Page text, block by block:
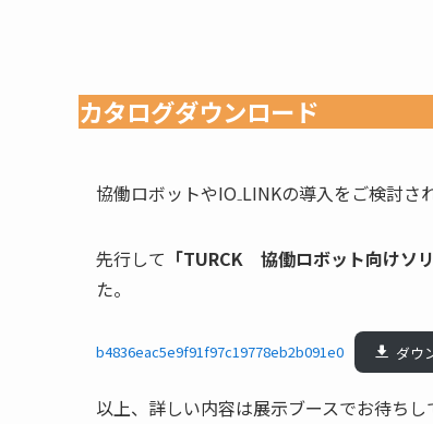
カタログダウンロード
協働ロボットやIO₋LINKの導入をご検討さ
先行して 「TURCK 協働ロボット向けソ
た。
b4836eac5e9f91f97c19778eb2b091e0 ダウ
以上、詳しい内容は展示ブースでお待ちし